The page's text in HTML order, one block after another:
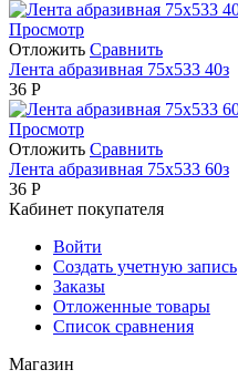
Просмотр
Отложить Сравнить
Лента абразивная 75х533 40з
36 Р
Просмотр
Отложить Сравнить
Лента абразивная 75х533 60з
36 Р
Кабинет покупателя
Войти
Создать учетную запись
Заказы
Отложенные товары
Список сравнения
Магазин